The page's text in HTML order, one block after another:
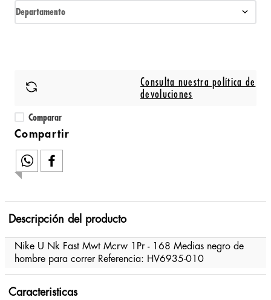
Departamento
Consulta nuestra política de
devoluciones
Comparar
Descripción del producto
Nike U Nk Fast Mwt Mcrw 1Pr - 168 Medias negro de
hombre para correr Referencia: HV6935-010
Caracteristicas